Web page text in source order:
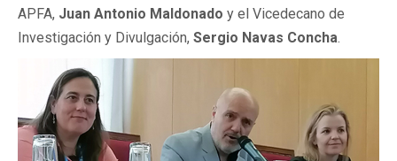
APFA, Juan Antonio Maldonado y el Vicedecano de
Investigación y Divulgación, Sergio Navas Concha.